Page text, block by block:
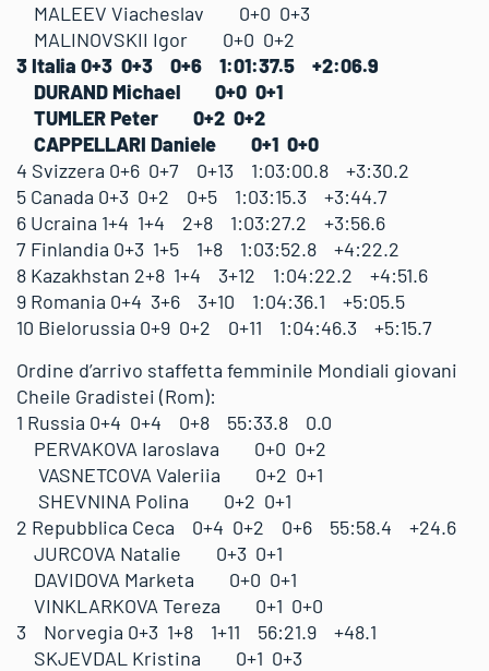
MALEEV Viacheslav 0+0 0+3
MALINOVSKII Igor 0+0 0+2
3 Italia 0+3 0+3 0+6 1:01:37.5 +2:06.9
DURAND Michael 0+0 0+1
TUMLER Peter 0+2 0+2
CAPPELLARI Daniele 0+1 0+0
4 Svizzera 0+6 0+7 0+13 1:03:00.8 +3:30.2
5 Canada 0+3 0+2 0+5 1:03:15.3 +3:44.7
6 Ucraina 1+4 1+4 2+8 1:03:27.2 +3:56.6
7 Finlandia 0+3 1+5 1+8 1:03:52.8 +4:22.2
8 Kazakhstan 2+8 1+4 3+12 1:04:22.2 +4:51.6
9 Romania 0+4 3+6 3+10 1:04:36.1 +5:05.5
10 Bielorussia 0+9 0+2 0+11 1:04:46.3 +5:15.7
Ordine d’arrivo staffetta femminile Mondiali giovani
Cheile Gradistei (Rom):
1 Russia 0+4 0+4 0+8 55:33.8 0.0
PERVAKOVA Iaroslava 0+0 0+2
VASNETCOVA Valeriia 0+2 0+1
SHEVNINA Polina 0+2 0+1
2 Repubblica Ceca 0+4 0+2 0+6 55:58.4 +24.6
JURCOVA Natalie 0+3 0+1
DAVIDOVA Marketa 0+0 0+1
VINKLARKOVA Tereza 0+1 0+0
3 Norvegia 0+3 1+8 1+11 56:21.9 +48.1
SKJEVDAL Kristina 0+1 0+3